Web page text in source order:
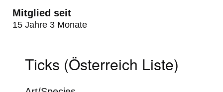
Mitglied seit
15 Jahre 3 Monate
Ticks (Österreich Liste)